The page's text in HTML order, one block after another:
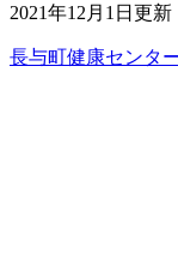
2021年12月1日更新
長与町健康センタ